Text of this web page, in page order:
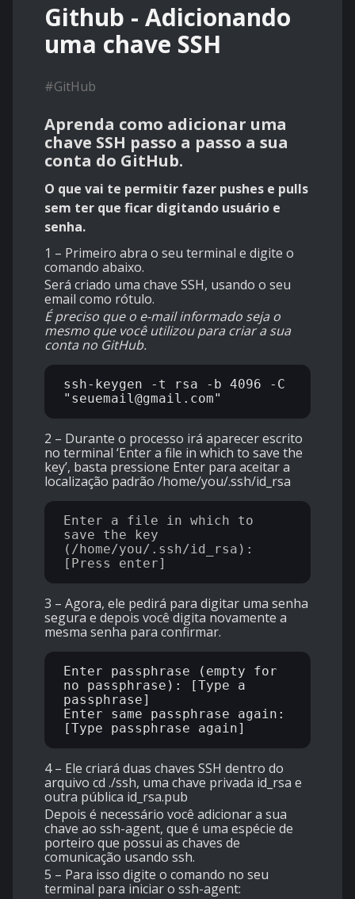
Github - Adicionando
uma chave SSH
#GitHub
Aprenda como adicionar uma
chave SSH passo a passo a sua
conta do GitHub.
O que vai te permitir fazer pushes e pulls
sem ter que ficar digitando usuário e
senha.
1 – Primeiro abra o seu terminal e digite o
comando abaixo.
Será criado uma chave SSH, usando o seu
email como rótulo.
É preciso que o e-mail informado seja o
mesmo que você utilizou para criar a sua
conta no GitHub.
ssh-keygen -t rsa -b 4096 -C
2 – Durante o processo irá aparecer escrito
no terminal ‘Enter a file in which to save the
key’, basta pressione Enter para aceitar a
localização padrão /home/you/.ssh/id_rsa
Enter a file in which to
save the key
(/home/you/.ssh/id_rsa):
3 – Agora, ele pedirá para digitar uma senha
segura e depois você digita novamente a
mesma senha para confirmar.
Enter passphrase (empty for
no passphrase): [Type a
passphrase]
Enter same passphrase again:
4 – Ele criará duas chaves SSH dentro do
arquivo cd ./ssh, uma chave privada id_rsa e
outra pública id_rsa.pub
Depois é necessário você adicionar a sua
chave ao ssh-agent, que é uma espécie de
porteiro que possui as chaves de
comunicação usando ssh.
5 – Para isso digite o comando no seu
terminal para iniciar o ssh-agent: